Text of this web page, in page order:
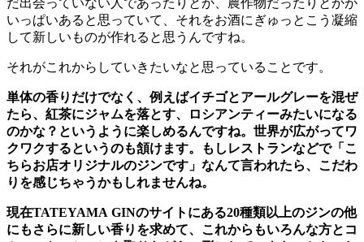
だ出会っていない人であったりとか、農作物だったりとかが
いっぱいあると思っていて、それをお酒にぎゅっとこう凝縮
して新しいものが作れると思うんですね。
それがこれからしていきたいなと思っていることです。
単体の香りだけでなく、例えばイチゴとアールグレーを混ぜ
たら、紅茶にジャムを落とす、ロシアンティーみたいになる
のかな？というように楽しめるんですね。世界が広がってワ
クワクするというのも頷けます。もしレストランなどで「こ
ちらお店オリジナルのジンです」なんて言われたら、こだわ
りを感じちゃうかもしれませんね。
現在TATEYAMA GINのサイトにある20種類以上のジンの他
にもさらに新しい香りを求めて、これからもいろんな方とコ